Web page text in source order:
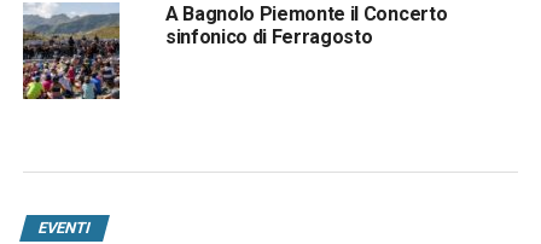
A Bagnolo Piemonte il Concerto
sinfonico di Ferragosto
EVENTI